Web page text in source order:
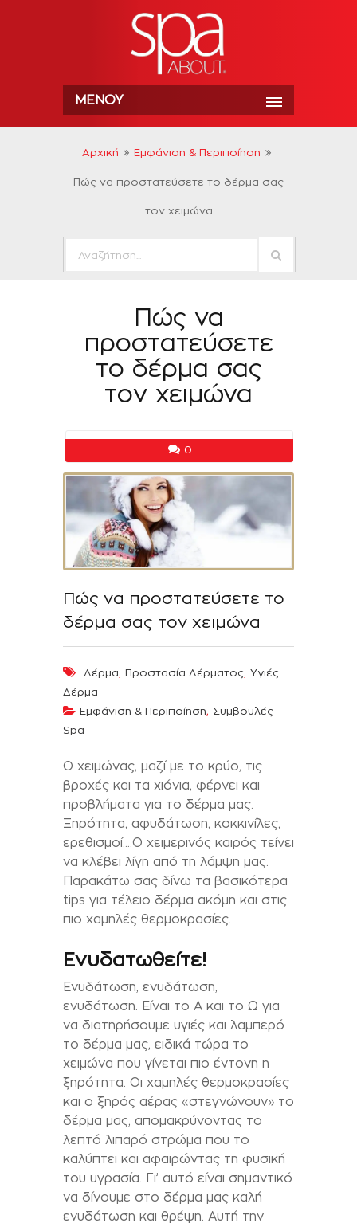
ΜΕΝΟΎ
Αρχική Εμφάνιση & Περιποίηση
Πώς να προστατεύσετε το δέρμα σας
τον χειμώνα
Πώς να
προστατεύσετε
το δέρμα σας
τον χειμώνα
0
Πώς να προστατεύσετε το
δέρμα σας τον χειμώνα
Δέρμα, Προστασία Δέρματος, Υγιές
Δέρμα
Εμφάνιση & Περιποίηση, Συμβουλές
Spa
Ο χειμώνας, μαζί με το κρύο, τις
βροχές και τα χιόνια, φέρνει και
προβλήματα για το δέρμα μας.
Ξηρότητα, αφυδάτωση, κοκκινίλες,
ερεθισμοί….Ο χειμερινός καιρός τείνει
να κλέβει λίγη από τη λάμψη μας.
Παρακάτω σας δίνω τα βασικότερα
tips για τέλειο δέρμα ακόμη και στις
πιο χαμηλές θερμοκρασίες.
Ενυδατωθείτε!
Ενυδάτωση, ενυδάτωση,
ενυδάτωση. Είναι το Α και το Ω για
να διατηρήσουμε υγιές και λαμπερό
το δέρμα μας, ειδικά τώρα το
χειμώνα που γίνεται πιο έντονη η
ξηρότητα. Οι χαμηλές θερμοκρασίες
και ο ξηρός αέρας «στεγνώνουν» το
δέρμα μας, απομακρύνοντας το
λεπτό λιπαρό στρώμα που το
καλύπτει και αφαιρώντας τη φυσική
του υγρασία. Γι’ αυτό είναι σημαντικό
να δίνουμε στο δέρμα μας καλή
ενυδάτωση και θρέψη. Αυτή την